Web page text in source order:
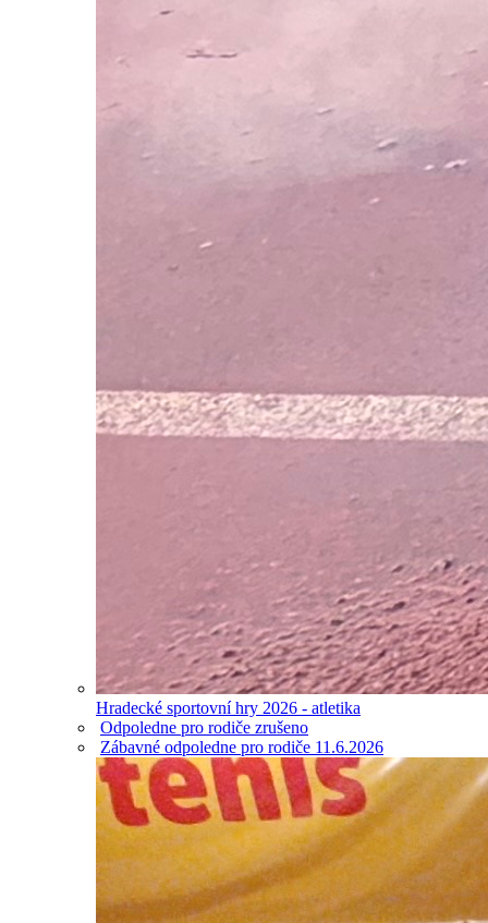
Hradecké sportovní hry 2026 - atletika
Odpoledne pro rodiče zrušeno
Zábavné odpoledne pro rodiče 11.6.2026